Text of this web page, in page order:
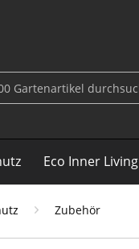
Eco Inner Living
Zubehör